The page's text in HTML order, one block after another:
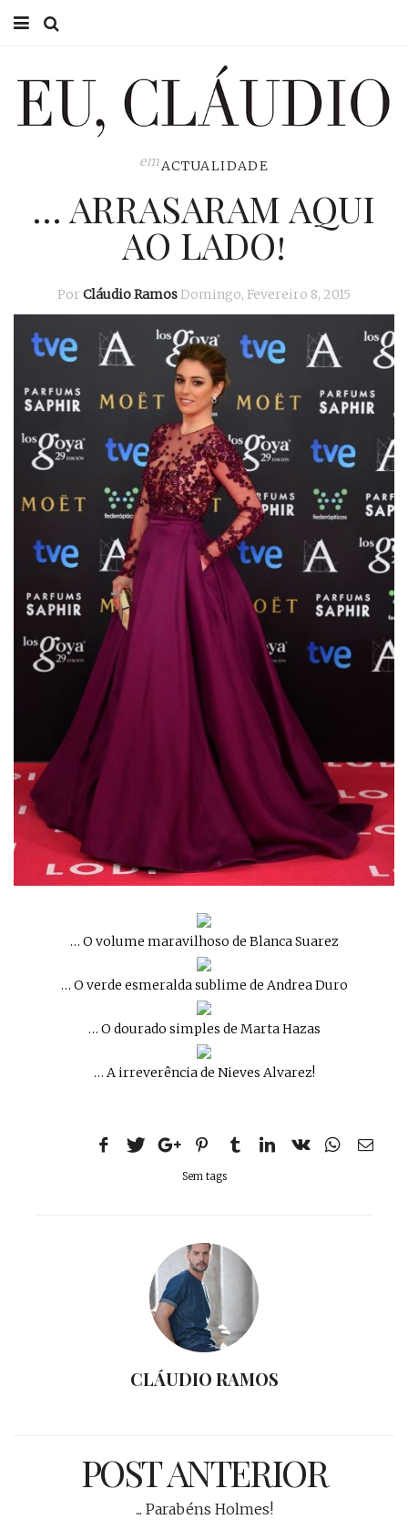
EU CLÁUDIO
EU NA TV
emACTUALIDADE
… ARRASARAM AQUI
AO LADO!
Por Cláudio RamosDomingo, Fevereiro 8, 2015
… O volume maravilhoso de Blanca Suarez
… O verde esmeralda sublime de Andrea Duro
… O dourado simples de Marta Hazas
… A irreverência de Nieves Alvarez!
Sem tags
CLÁUDIO RAMOS
POST ANTERIOR
... Parabéns Holmes!